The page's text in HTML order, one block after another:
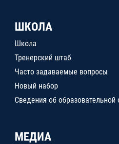
ШКОЛА
Школа
Тренерский штаб
Часто задаваемые вопросы
Новый набор
Сведения об образовательной
МЕДИА